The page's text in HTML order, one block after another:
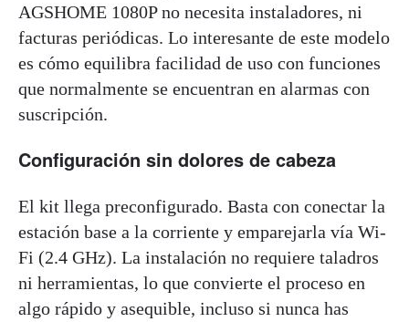
AGSHOME 1080P no necesita instaladores, ni
facturas periódicas. Lo interesante de este modelo
es cómo equilibra facilidad de uso con funciones
que normalmente se encuentran en alarmas con
suscripción.
Configuración sin dolores de cabeza
El kit llega preconfigurado. Basta con conectar la
estación base a la corriente y emparejarla vía Wi-
Fi (2.4 GHz). La instalación no requiere taladros
ni herramientas, lo que convierte el proceso en
algo rápido y asequible, incluso si nunca has